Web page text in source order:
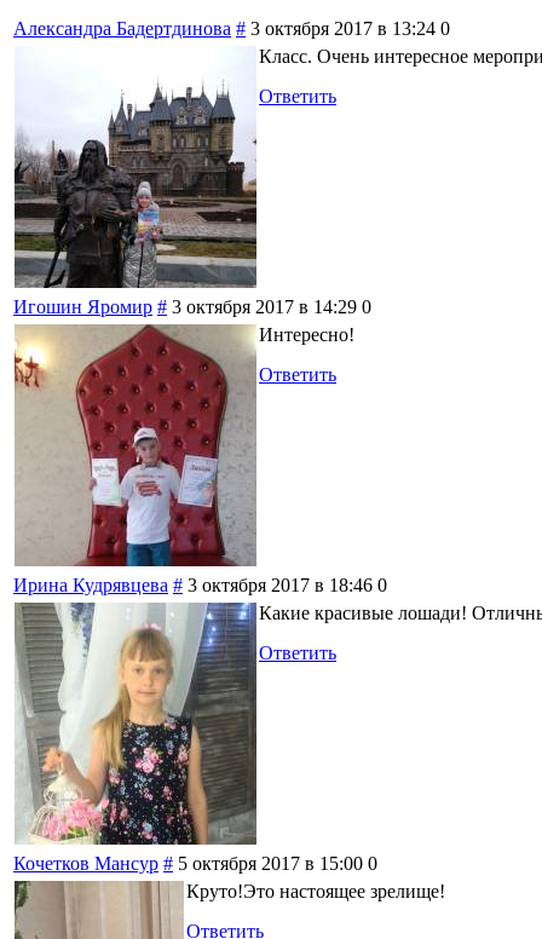
Александра Бадертдинова # 3 октября 2017 в 13:24 0
Класс. Очень интересное
Ответить
Игошин Яромир # 3 октября 2017 в 14:29 0
Интересно!
Ответить
Ирина Кудрявцева # 3 октября 2017 в 18:46 0
Какие красивые лошади!
Ответить
Кочетков Мансур # 5 октября 2017 в 15:00 0
Круто!Это настоящее зрелище!
Ответить